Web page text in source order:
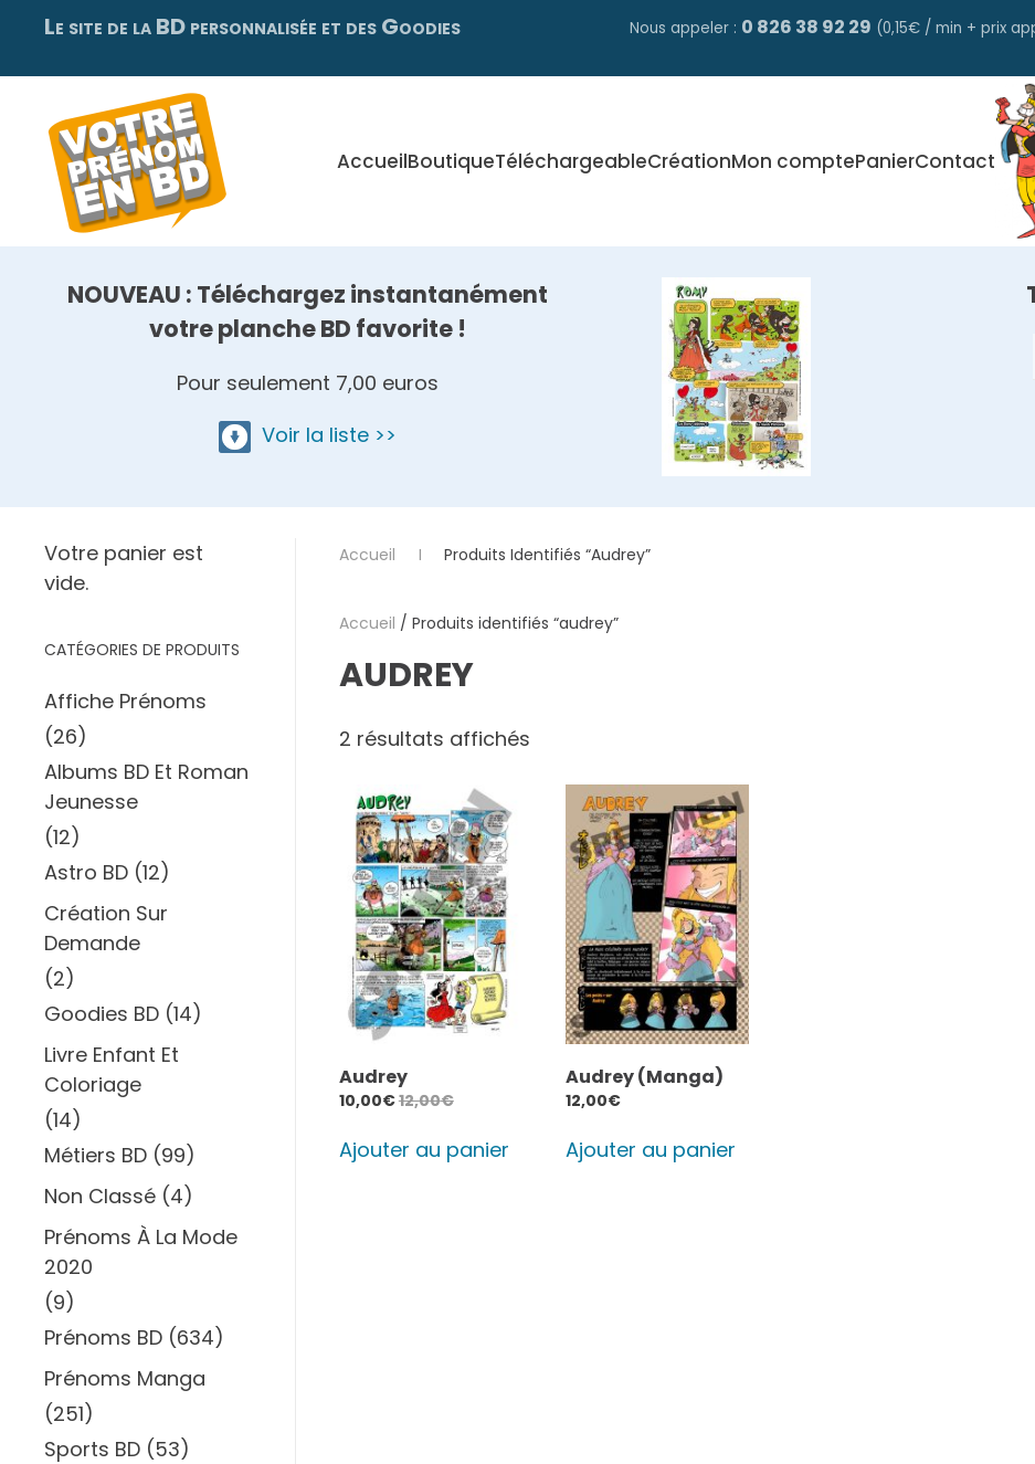
Skip
main
content
Le site de la BD personnalisée et des Goodies Nous appeler : 0 826 38 92 29 (0,15€ / min + prix
AccueilBoutiqueTéléchargeableCréationMon comptePanierContact
NOUVEAU : Téléchargez instantanément
votre planche BD favorite !
Pour seulement 7,00 euros
Voir la liste >>
Accueil Produits Identifiés “audrey”
Accueil / Produits identifiés “audrey”
AUDREY
2 résultats affichés
Audrey
10,00€12,00€
Ajouter au panier
Audrey (Manga)
12,00€
Ajouter au panier
Votre panier est
vide.
CATÉGORIES DE PRODUITS
Affiche Prénoms
(26)
Albums BD Et Roman
Jeunesse
(12)
Astro BD (12)
Création Sur
Demande
(2)
Goodies BD (14)
Livre Enfant Et
Coloriage
(14)
Métiers BD (99)
Non Classé (4)
Prénoms À La Mode
2020
(9)
Prénoms BD (634)
Prénoms Manga
(251)
Sports BD (53)